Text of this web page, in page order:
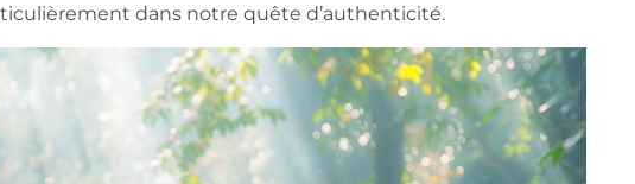
dans notre quête d’authenticité.